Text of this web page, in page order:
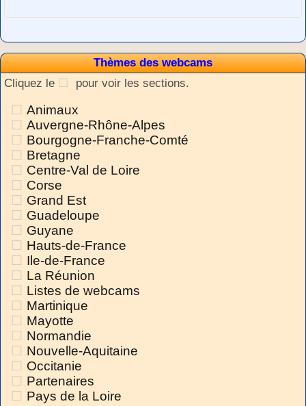
Thèmes des webcams
Cliquez le
pour voir les sections.
Animaux
Auvergne-Rhône-Alpes
Bourgogne-Franche-Comté
Bretagne
Centre-Val de Loire
Corse
Grand Est
Guadeloupe
Guyane
Hauts-de-France
Ile-de-France
La Réunion
Listes de webcams
Martinique
Mayotte
Normandie
Nouvelle-Aquitaine
Occitanie
Partenaires
Pays de la Loire